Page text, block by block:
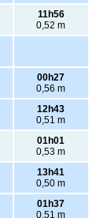
11h56
0,52 m
00h27
0,56 m
12h43
0,51 m
01h01
0,53 m
13h41
0,50 m
01h37
0,51 m